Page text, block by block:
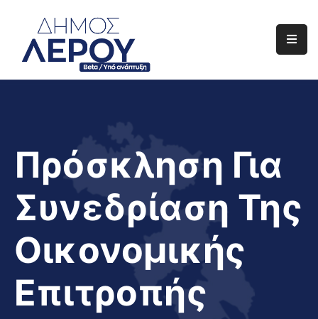
Αρχική
Διαφάνεια
Το
Νησί
Μας
Πρόσκληση Για
Συνεδρίαση Της
Οικονομικής
Επιτροπής